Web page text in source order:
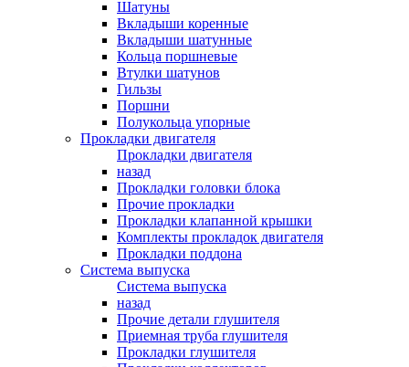
Шатуны
Вкладыши коренные
Вкладыши шатунные
Кольца поршневые
Втулки шатунов
Гильзы
Поршни
Полукольца упорные
Прокладки двигателя
Прокладки двигателя
назад
Прокладки головки блока
Прочие прокладки
Прокладки клапанной крышки
Комплекты прокладок двигателя
Прокладки поддона
Система выпуска
Система выпуска
назад
Прочие детали глушителя
Приемная труба глушителя
Прокладки глушителя